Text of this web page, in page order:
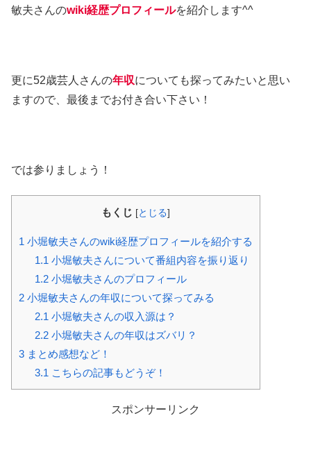
敏夫さんのwiki経歴プロフィールを紹介します^^
更に52歳芸人さんの年収についても探ってみたいと思い
ますので、最後までお付き合い下さい！
では参りましょう！
もくじ [とじる]
1 小堀敏夫さんのwiki経歴プロフィールを紹介する
1.1 小堀敏夫さんについて番組内容を振り返り
1.2小堀敏夫さんのプロフィール
2 小堀敏夫さんの年収について探ってみる
2.1 小堀敏夫さんの収入源は？
2.2小堀敏夫さんの年収はズバリ？
3 まとめ感想など！
3.1 こちらの記事もどうぞ！
スポンサーリンク